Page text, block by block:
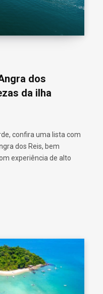
dos
da ilha
confira uma lista com
dos Reis, bem
experiência de alto